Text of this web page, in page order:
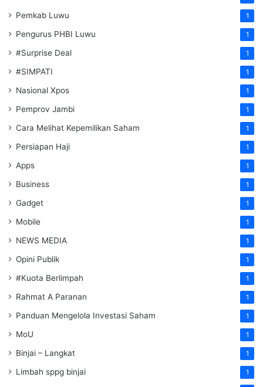
Pemkab Luwu 1
Pengurus PHBI Luwu 1
#Surprise Deal 1
#SIMPATI 1
Nasional Xpos 1
Pemprov Jambi 1
Cara Melihat Kepemilikan Saham 1
Persiapan Haji 1
Apps 1
Business 1
Gadget 1
Mobile 1
NEWS MEDIA 1
Opini Publik 1
#Kuota Berlimpah 1
Rahmat A Paranan 1
Panduan Mengelola Investasi Saham 1
MoU 1
Binjai – Langkat 1
Limbah sppg binjai 1